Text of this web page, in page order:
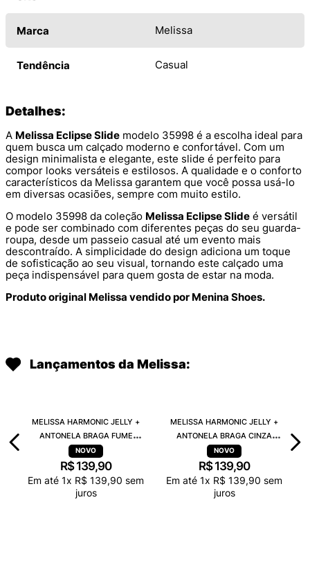
Marca Melissa
Tendência Casual
Detalhes:
A Melissa Eclipse Slide modelo 35998 é a escolha ideal para
quem busca um calçado moderno e confortável. Com um
design minimalista e elegante, este slide é perfeito para
compor looks versáteis e estilosos. A qualidade e o conforto
característicos da Melissa garantem que você possa usá-lo
em diversas ocasiões, sempre com muito estilo.
O modelo 35998 da coleção Melissa Eclipse Slide é versátil
e pode ser combinado com diferentes peças do seu guarda-
roupa, desde um passeio casual até um evento mais
descontraído. A simplicidade do design adiciona um toque
de sofisticação ao seu visual, tornando este calçado uma
peça indispensável para quem gosta de estar na moda.
Produto original Melissa vendido por Menina Shoes.
Lançamentos da Melissa: